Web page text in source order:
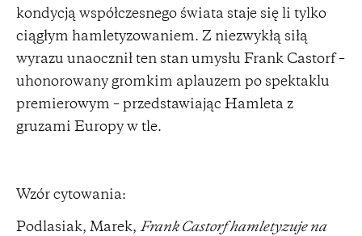
kondycją współczesnego świata staje się li tylko
ciągłym hamletyzowaniem. Z niezwykłą siłą
wyrazu unaocznił ten stan umysłu Frank Castorf –
uhonorowany gromkim aplauzem po spektaklu
premierowym – przedstawiając Hamleta z
gruzami Europy w tle.
Wzór cytowania:
Podlasiak, Marek, Frank Castorf hamletyzuje na